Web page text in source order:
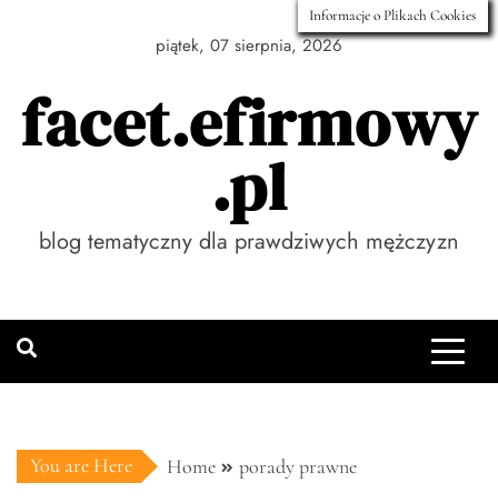
piątek, 07 sierpnia, 2026
facet.efirmowy
.pl
blog tematyczny dla prawdziwych mężczyzn
You are Here Home porady prawne
Informacje o Plikach Cookies